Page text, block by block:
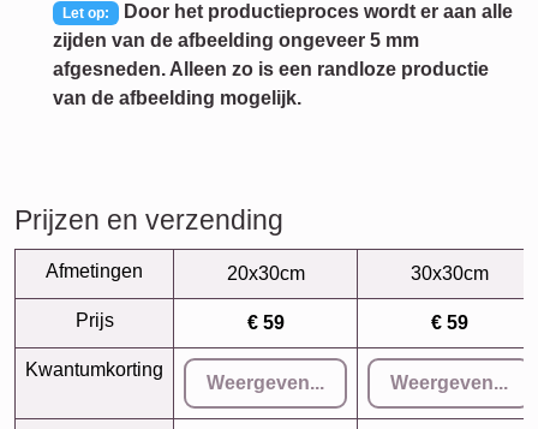
Let op:
Door het productieproces wordt er aan alle
zijden van de afbeelding ongeveer 5 mm
afgesneden. Alleen zo is een randloze productie
van de afbeelding mogelijk.
Prijzen en verzending
Afmetingen 20x30cm 30x30cm
Prijs € 59 € 59
Kwantumkorting
Weergeven... Weergeven...